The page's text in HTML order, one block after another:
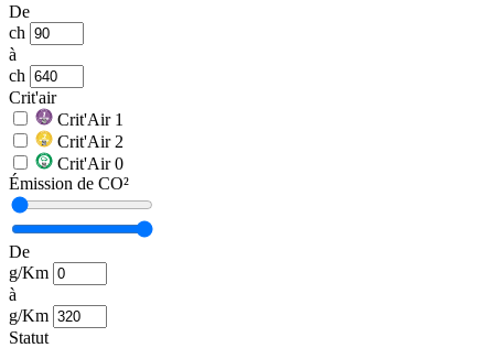
De
ch
à
ch
Crit'air
Crit'Air 1
Crit'Air 2
Crit'Air 0
Émission de CO²
De
g/Km
à
g/Km
Statut